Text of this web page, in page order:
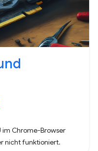
im Chrome-Browser
nicht funktioniert.